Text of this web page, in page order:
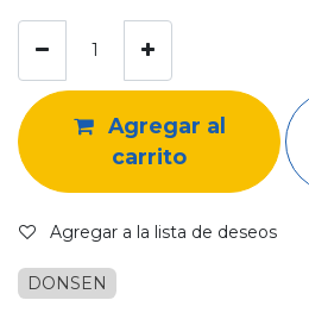
Agregar al
carrito
Agregar a la lista de deseos
DONSEN